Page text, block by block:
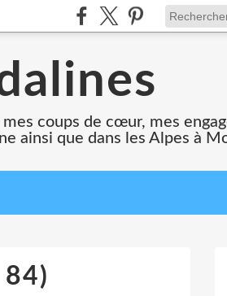
coups de cœur, mes
ainsi que dans les Alpes à
84)